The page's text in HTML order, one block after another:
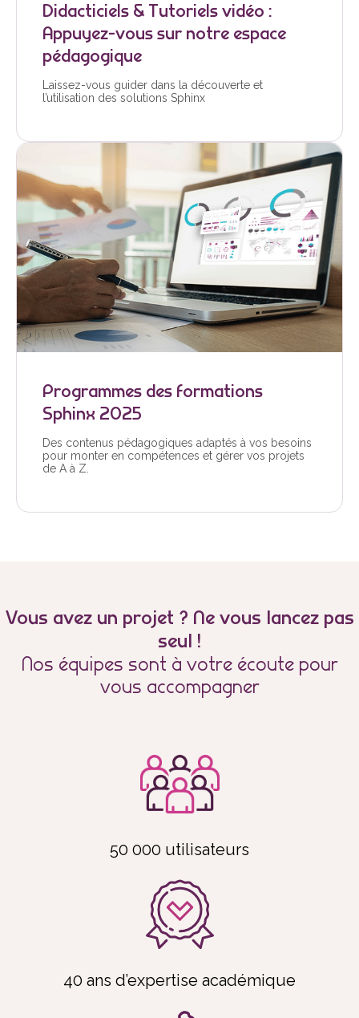
Didacticiels & Tutoriels vidéo :
Appuyez-vous sur notre espace
pédagogique
Laissez-vous guider dans la découverte et
l’utilisation des solutions Sphinx
Programmes des formations
Sphinx 2025
Des contenus pédagogiques adaptés à vos besoins
pour monter en compétences et gérer vos projets
de A à Z.
Vous avez un projet ? Ne vous lancez pas
seul !
Nos équipes sont à votre écoute pour
vous accompagner
50 000 utilisateurs
40 ans d’expertise académique